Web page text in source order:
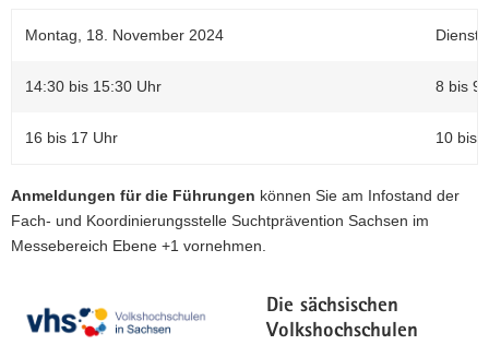
Montag, 18. November 2024
14:30 bis 15:30 Uhr 8 bis 9
16 bis 17 Uhr 10 bis
Anmeldungen für die Führungen können Sie am Infostand der
Fach- und Koordinierungsstelle Suchtprävention Sachsen im
Messebereich Ebene +1 vornehmen.
Die sächsischen
Volkshochschulen